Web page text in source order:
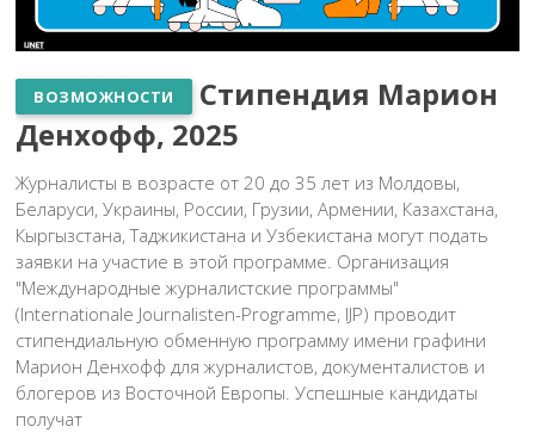
ВОЗМОЖНОСТИ
Cтипендия Марион
Денхофф, 2025
Журналисты в возрасте от 20 до 35 лет из Молдовы,
Беларуси, Украины, России, Грузии, Армении, Казахстана,
Кыргызстана, Таджикистана и Узбекистана могут подать
заявки на участие в этой программе. Организация
"Международные журналистские программы"
(Internationale Journalisten-Programme, IJP) проводит
стипендиальную обменную программу имени графини
Марион Денхофф для журналистов, документалистов и
блогеров из Восточной Европы. Успешные кандидаты
получат